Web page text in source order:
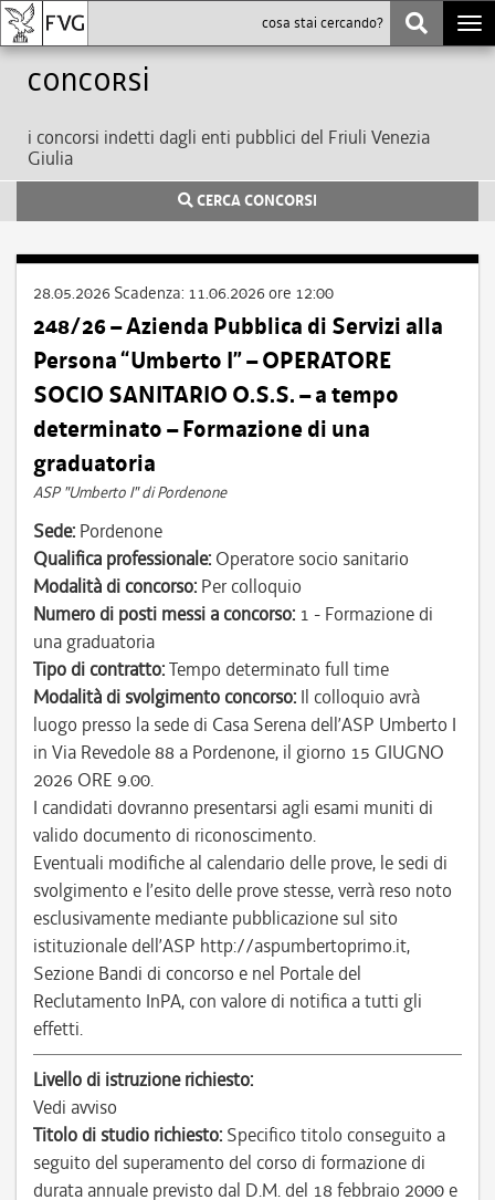
Concorsi
i concorsi indetti dagli enti pubblici del Friuli Venezia
Giulia
CERCA CONCORSI
28.05.2026 Scadenza: 11.06.2026 ore 12:00
248/26 – Azienda Pubblica di Servizi alla
Persona “Umberto I” – OPERATORE
SOCIO SANITARIO O.S.S. – a tempo
determinato – Formazione di una
graduatoria
ASP "Umberto I" di Pordenone
Sede: Pordenone
Qualifica professionale: Operatore socio sanitario
Modalità di concorso: Per colloquio
Numero di posti messi a concorso: 1 - Formazione di
una graduatoria
Tipo di contratto:Tempo determinato full time
Modalità di svolgimento concorso: Il colloquio avrà
luogo presso la sede di Casa Serena dell’ASP Umberto I
in Via Revedole 88 a Pordenone, il giorno 15 GIUGNO
2026 ORE 9.00.
I candidati dovranno presentarsi agli esami muniti di
valido documento di riconoscimento.
Eventuali modifiche al calendario delle prove, le sedi di
svolgimento e l’esito delle prove stesse, verrà reso noto
esclusivamente mediante pubblicazione sul sito
istituzionale dell’ASP http://aspumbertoprimo.it,
Sezione Bandi di concorso e nel Portale del
Reclutamento InPA, con valore di notifica a tutti gli
effetti.
Livello di istruzione richiesto:
Vedi avviso
Titolo di studio richiesto: Specifico titolo conseguito a
seguito del superamento del corso di formazione di
durata annuale previsto dal D.M. del 18 febbraio 2000 e